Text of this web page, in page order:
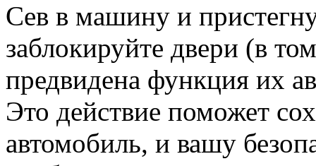
Сев в машину и
заблокируйте двери (в
предвидена функция их
Это действие поможет
автомобиль, и вашу